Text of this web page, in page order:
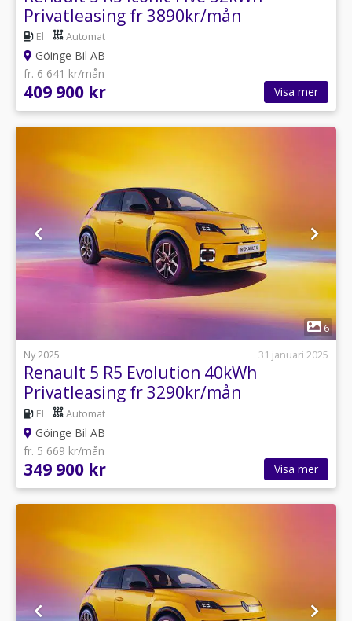
Privatleasing fr 3890kr/mån
El Automat
Göinge Bil AB
fr. 6 641 kr/mån
409 900 kr Visa mer
6
Ny 2025
31 januari 2025
Renault 5 R5 Evolution 40kWh
Privatleasing fr 3290kr/mån
El Automat
Göinge Bil AB
fr. 5 669 kr/mån
349 900 kr Visa mer